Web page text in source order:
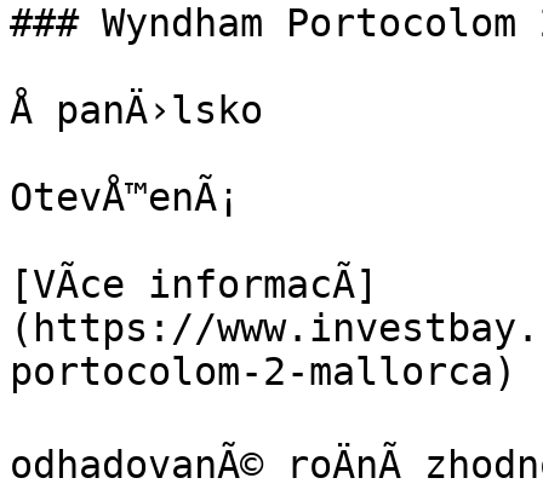
### Wyndham
Å panÄ›lsko
OtevÅ™enÃ¡
[VÃ­ce informacÃ­]
(https://
portocolom-2-mallorca)
odhadovanÃ© roÄnÃ­